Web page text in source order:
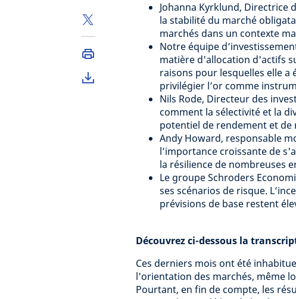
Johanna Kyrklund, Directrice
la stabilité du marché
marchés dans un contexte
Notre équipe
matière d'allocation d'actifs
raisons pour lesquelles elle
privilégier l’or comme
Nils Rode, Directeur des
comment la sélectivité et la
potentiel de rendement et de
Andy Howard, responsable
l’importance croissante de
la résilience de nombreuses
Le groupe Schroders
ses scénarios de risque.
prévisions de base restent
Découvrez ci-dessous la
Ces derniers mois ont été
l'orientation des marchés, même
Pourtant, en fin de compte, les